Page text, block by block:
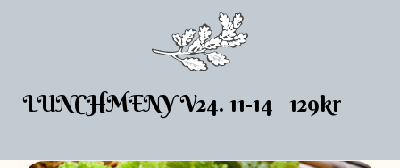
LUNCHMENY V24. 11-14 129kr